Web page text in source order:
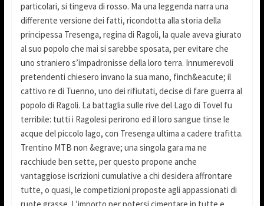
particolari, si tingeva di rosso. Ma una leggenda narra una
differente versione dei fatti, ricondotta alla storia della
principessa Tresenga, regina di Ragoli, la quale aveva giurato
al suo popolo che mai si sarebbe sposata, per evitare che
uno straniero s’impadronisse della loro terra. Innumerevoli
pretendenti chiesero invano la sua mano, finch&eacute; il
cattivo re di Tuenno, uno dei rifiutati, decise di fare guerra al
popolo di Ragoli. La battaglia sulle rive del Lago di Tovel fu
terribile: tutti i Ragolesi perirono ed il loro sangue tinse le
acque del piccolo lago, con Tresenga ultima a cadere trafitta.
Trentino MTB non &egrave; una singola gara ma ne
racchiude ben sette, per questo propone anche
vantaggiose iscrizioni cumulative a chi desidera affrontare
tutte, o quasi, le competizioni proposte agli appassionati di